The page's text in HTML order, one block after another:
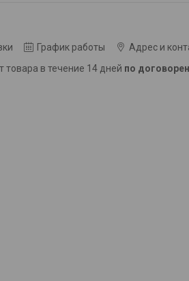
График работы
Адрес и
товара в течение 14 дней по